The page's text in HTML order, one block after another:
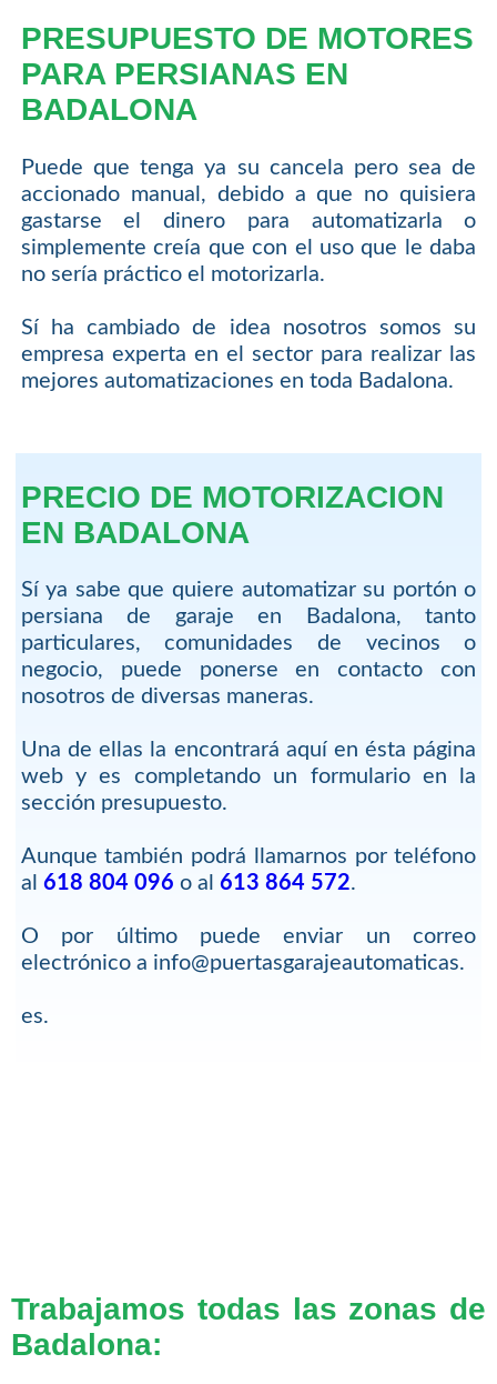
PRESUPUESTO DE MOTORES
PARA PERSIANAS EN
BADALONA
Puede que tenga ya su cancela pero sea de
accionado manual, debido a que no quisiera
gastarse el dinero para automatizarla o
simplemente creía que con el uso que le daba
no sería práctico el motorizarla.
Sí ha cambiado de idea nosotros somos su
empresa experta en el sector para realizar las
mejores automatizaciones en toda Badalona.
PRECIO DE MOTORIZACION
EN BADALONA
Sí ya sabe que quiere automatizar su portón o
persiana de garaje en Badalona, tanto
particulares, comunidades de vecinos o
negocio, puede ponerse en contacto con
nosotros de diversas maneras.
Una de ellas la encontrará aquí en ésta página
web y es completando un formulario en la
sección presupuesto.
Aunque también podrá llamarnos por teléfono
al 618 804 096 o al 613 864 572.
O por último puede enviar un correo
electrónico a info@puertasgarajeautomaticas.
es.
Trabajamos todas las zonas de
Badalona: